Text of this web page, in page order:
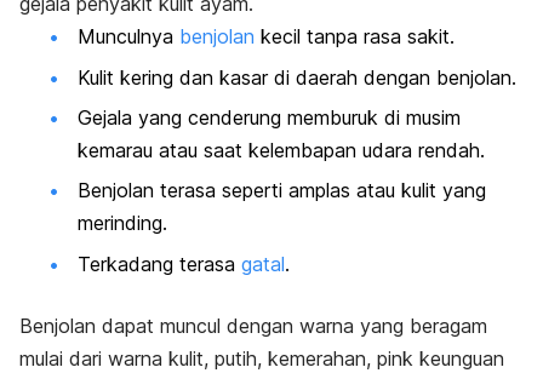
Munculnya benjolan kecil tanpa rasa sakit.
Kulit kering dan kasar di daerah dengan benjolan.
Gejala yang cenderung memburuk di musim
kemarau atau saat kelembapan udara rendah.
Benjolan terasa seperti amplas atau kulit yang
merinding.
Terkadang terasa gatal.
Benjolan dapat muncul dengan warna yang beragam
mulai dari warna kulit, putih, kemerahan, pink keunguan